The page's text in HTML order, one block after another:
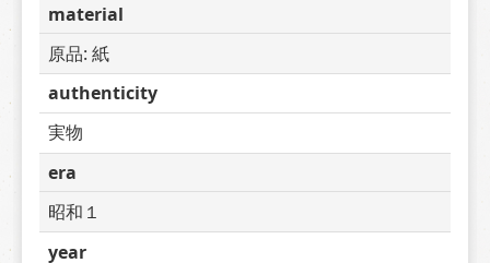
material
原品: 紙
authenticity
実物
era
昭和１
year